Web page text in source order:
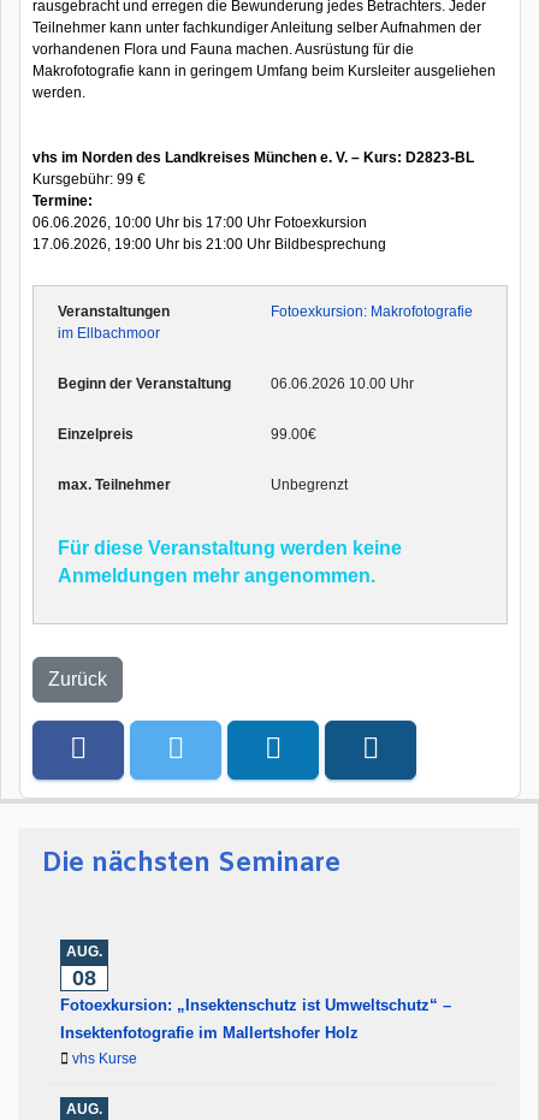
rausgebracht und erregen die Bewunderung jedes Betrachters. Jeder
Teilnehmer kann unter fachkundiger Anleitung selber Aufnahmen der
vorhandenen Flora und Fauna machen. Ausrüstung für die
Makrofotografie kann in geringem Umfang beim Kursleiter ausgeliehen
werden.
vhs im Norden des Landkreises München e. V. – Kurs: D2823-BL
Kursgebühr: 99 €
Termine:
06.06.2026, 10:00 Uhr bis 17:00 Uhr Fotoexkursion
17.06.2026, 19:00 Uhr bis 21:00 Uhr Bildbesprechung
Fotoexkursion: Makrofotografie
im Ellbachmoor
06.06.2026 10.00 Uhr
99.00€
Unbegrenzt
Für diese Veranstaltung werden keine
Anmeldungen mehr angenommen.
Zurück
Die nächsten Seminare
AUG.
08
Fotoexkursion: „Insektenschutz ist Umweltschutz“ –
Insektenfotografie im Mallertshofer Holz
vhs Kurse
AUG.